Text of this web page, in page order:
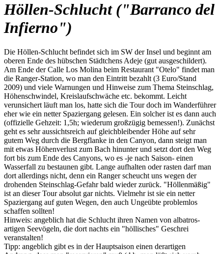
Höllen-Schlucht ("Barranco del
Infierno")
Die Höllen-Schlucht befindet sich im SW der Insel und beginnt am
oberen Ende des hübschen Städtchens Adeje (gut ausgeschildert).
Am Ende der Calle Los Molina beim Restaurant "Otelo" findet man
die Ranger-Station, wo man den Eintritt bezahlt (3 Euro/Stand
2009) und viele Warnungen und Hinweise zum Thema Steinschlag,
Höhenschwindel, Kreislaufschwäche etc. bekommt. Leicht
verunsichert läuft man los, hatte sich die Tour doch im Wanderführer
eher wie ein netter Spaziergang gelesen. Ein solcher ist es dann auch
(offizielle Gehzeit: 1,5h; wiederum großzügig bemessen!). Zunächst
geht es sehr aussichtsreich auf gleichbleibender Höhe auf sehr
gutem Weg durch die Bergflanke in den Canyon, dann steigt man
mit etwas Höhenverlust zum Bach hinunter und setzt dort den Weg
fort bis zum Ende des Canyons, wo es -je nach Saison- einen
Wasserfall zu bestaunen gibt. Lange aufhalten oder rasten darf man
dort allerdings nicht, denn ein Ranger scheucht uns wegen der
drohenden Steinschlag-Gefahr bald wieder zurück. "Höllenmäßig"
ist an dieser Tour absolut gar nichts. Vielmehr ist sie ein netter
Spaziergang auf guten Wegen, den auch Ungeübte problemlos
schaffen sollten!
Hinweis: angeblich hat die Schlucht ihren Namen von albatros-
artigen Seevögeln, die dort nachts ein "höllisches" Geschrei
veranstalten!
Tipp: angeblich gibt es in der Hauptsaison einen derartigen